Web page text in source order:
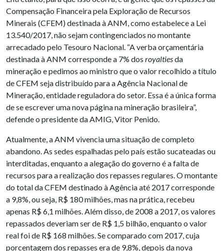
Compensação Financeira pela Exploração de Recursos
Minerais (CFEM) destinada à ANM, como estabelece a Lei
13.540/2017, não sejam contingenciados no montante
arrecadado pelo Tesouro Nacional. “A verba orçamentária
destinada à ANM corresponde a 7% dos royaltiesda
mineração e pedimos ao ministro que o valor recolhido a título
de CFEM seja distribuído para a Agência Nacional de
Mineração, entidade reguladora do setor. Essa é a única forma
de se escrever uma nova página na mineração brasileira”,
defende o presidente da AMIG, Vitor Penido.
Atualmente, a ANM vivencia uma situação de completo
abandono. As sedes espalhadas pelo país estão sucateadas ou
interditadas, enquanto a alegação do governo é a falta de
recursos para a realização dos repasses regulares. O montante
do total da CFEM destinado à Agência até 2017 corresponde
a 9,8%, ou seja, R$ 180 milhões, mas na prática, recebeu
apenas R$ 6,1 milhões. Além disso, de 2008 a 2017, os valores
repassados deveriam ser de R$ 1,5 bilhão, enquanto o valor
real foi de R$ 168 milhões. Se comparado com 2017, cuja
porcentagem dos repasses era de 9,8%, depois da nova